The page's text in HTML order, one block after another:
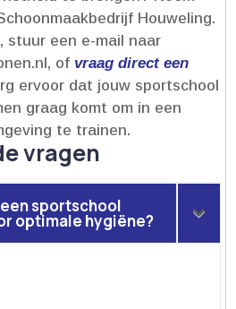
Houweling.​
stuur een e-mail naar
of vraag direct een
ervoor dat jouw sportschool
graag komt om in een
te trainen.​
vragen
sportschool
optimale hygiëne?